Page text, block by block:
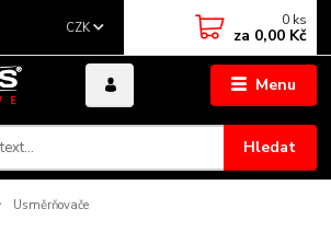
Menu
CZK
Hledat
0 ks
za 0,00 Kč
Usměrňovače